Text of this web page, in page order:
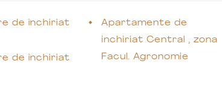
de închiriat
de închiriat
Apartamente de
inchiriat Central , zona
Facul. Agronomie